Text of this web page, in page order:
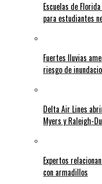
Escuelas de
para estudiantes
Fuertes lluvias
riesgo de
Delta Air Lines
Myers y Raleigh-
Expertos
con armadillos